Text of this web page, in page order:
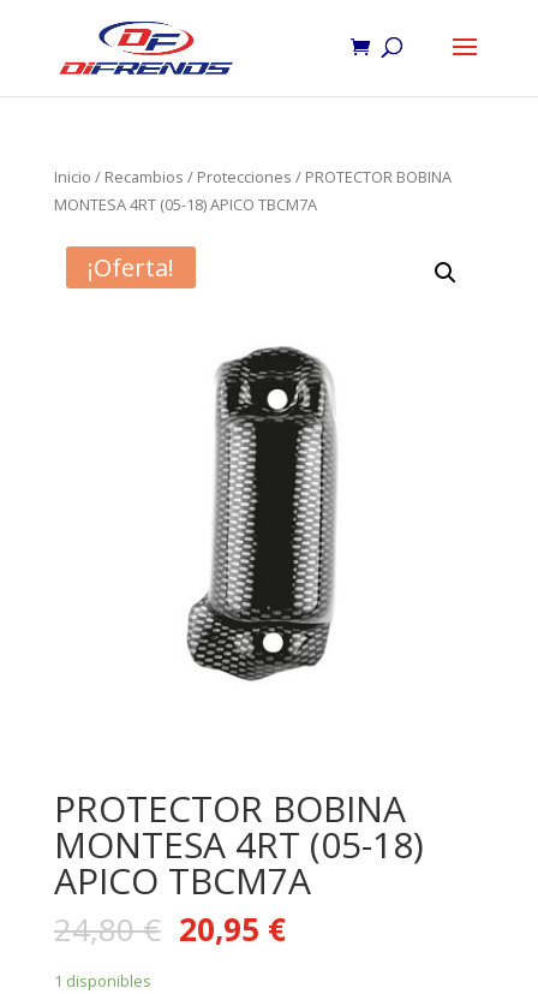
Inicio / Recambios / Protecciones / PROTECTOR BOBINA
MONTESA 4RT (05-18) APICO TBCM7A
¡Oferta!
PROTECTOR BOBINA
MONTESA 4RT (05-18)
APICO TBCM7A
24,80€ 20,95 €
1 disponibles